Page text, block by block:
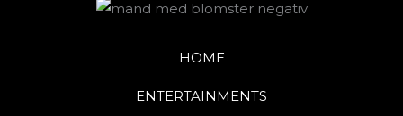
HOME
ENTERTAINMENTS